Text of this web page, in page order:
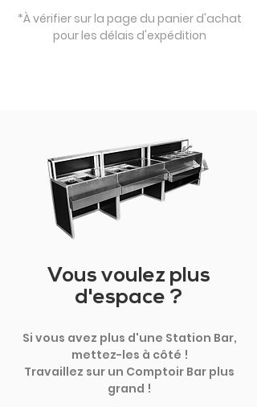
*À vérifier sur la page du panier d'achat
pour les délais d'expédition
Vous voulez plus
d'espace ?
Si vous avez plus d'une Station Bar,
mettez-les à côté !
Travaillez sur un Comptoir Bar plus
grand !